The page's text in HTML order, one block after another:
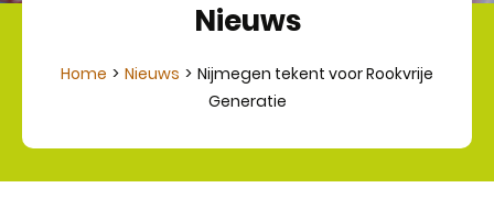
Nieuws
Home Nieuws
Nijmegen tekent voor Rookvrije
Generatie